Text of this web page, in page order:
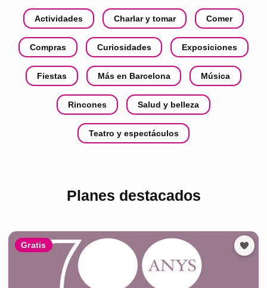
Actividades Charlar y tomar Comer
Compras Curiosidades Exposiciones
Fiestas Más en Barcelona Música
Rincones Salud y belleza
Teatro y espectáculos
Planes destacados
Gratis